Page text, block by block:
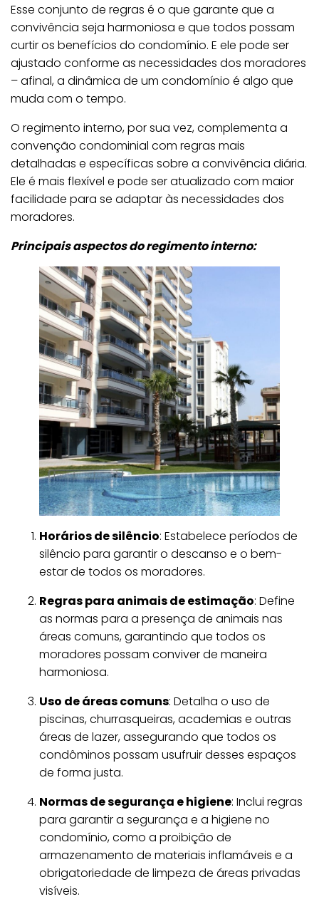
Esse conjunto de regras é o que garante que a
convivência seja harmoniosa e que todos possam
curtir os benefícios do condomínio. E ele pode ser
ajustado conforme as necessidades dos moradores
– afinal, a dinâmica de um condomínio é algo que
muda com o tempo.
O regimento interno, por sua vez, complementa a
convenção condominial com regras mais
detalhadas e específicas sobre a convivência diária.
Ele é mais flexível e pode ser atualizado com maior
facilidade para se adaptar às necessidades dos
moradores.
Principais aspectos do regimento interno:
Horários de silêncio: Estabelece períodos de
silêncio para garantir o descanso e o bem-
estar de todos os moradores.
Regras para animais de estimação: Define
as normas para a presença de animais nas
áreas comuns, garantindo que todos os
moradores possam conviver de maneira
harmoniosa.
Uso de áreas comuns: Detalha o uso de
piscinas, churrasqueiras, academias e outras
áreas de lazer, assegurando que todos os
condôminos possam usufruir desses espaços
de forma justa.
Normas de segurança e higiene: Inclui regras
para garantir a segurança e a higiene no
condomínio, como a proibição de
armazenamento de materiais inflamáveis e a
obrigatoriedade de limpeza de áreas privadas
visíveis.